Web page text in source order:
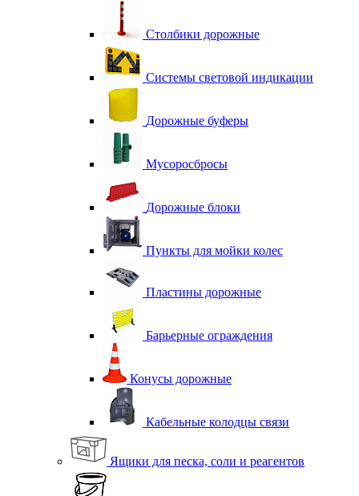
Столбики дорожные
Системы световой индикации
Дорожные буферы
Мусоросбросы
Дорожные блоки
Пункты для мойки колес
Пластины дорожные
Барьерные ограждения
Конусы дорожные
Кабельные колодцы связи
Ящики для песка, соли и реагентов